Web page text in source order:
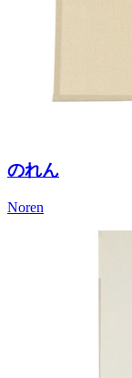
のれん
Noren